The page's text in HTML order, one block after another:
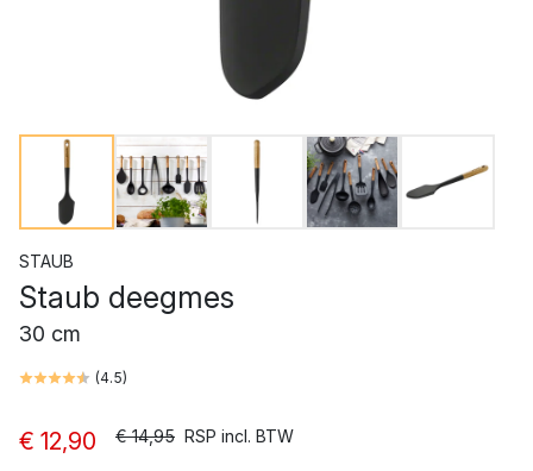
STAUB
Staub deegmes
30 cm
(4.5)
€ 12,90 € 14,95 RSP incl. BTW